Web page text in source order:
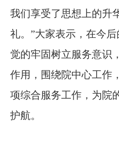
我们享受了思想上的升
礼。”大家表示，在今
觉的牢固树立服务意识
作用，围绕院中心工作
项综合服务工作，为院
护航。